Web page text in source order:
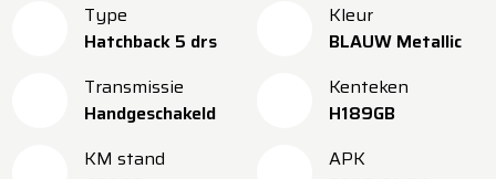
Type
Hatchback 5 drs
Kleur
BLAUW Metallic
Transmissie
Handgeschakeld
Kenteken
H189GB
KM stand
APK